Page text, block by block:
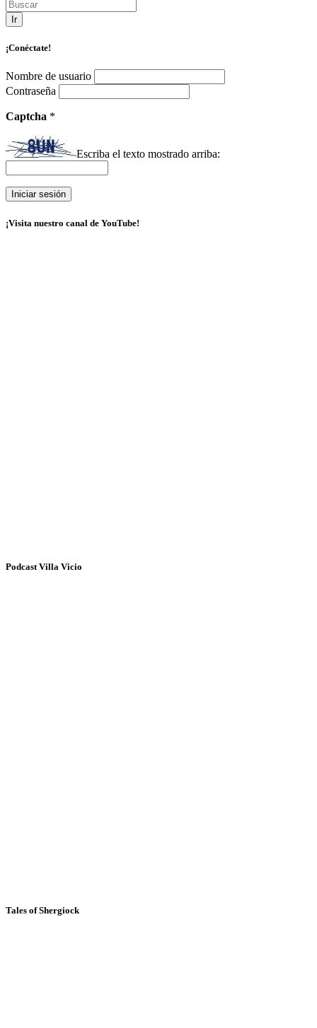
Ir
¡Conéctate!
Nombre de usuario
Contraseña
Captcha *
Escriba el texto mostrado arriba:
¡Visita nuestro canal de YouTube!
Podcast Villa Vicio
Tales of Shergiock